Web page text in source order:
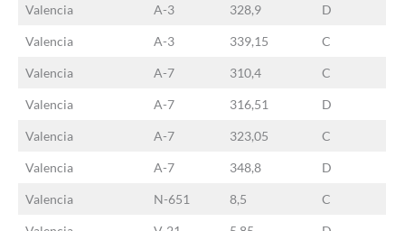
Valencia A-3 328,9 D
Valencia A-3 339,15 C
Valencia A-7 310,4 C
Valencia A-7 316,51 D
Valencia A-7 323,05 C
Valencia A-7 348,8 D
Valencia N-651 8,5 C